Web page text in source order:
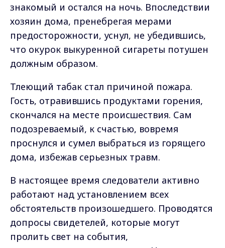
знакомый и остался на ночь. Впоследствии
хозяин дома, пренебрегая мерами
предосторожности, уснул, не убедившись,
что окурок выкуренной сигареты потушен
должным образом.
Тлеющий табак стал причиной пожара.
Гость, отравившись продуктами горения,
скончался на месте происшествия. Сам
подозреваемый, к счастью, вовремя
проснулся и сумел выбраться из горящего
дома, избежав серьезных травм.
В настоящее время следователи активно
работают над установлением всех
обстоятельств произошедшего. Проводятся
допросы свидетелей, которые могут
пролить свет на события,